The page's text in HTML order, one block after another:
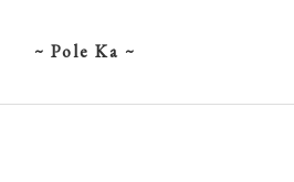
~ Pole Ka ~